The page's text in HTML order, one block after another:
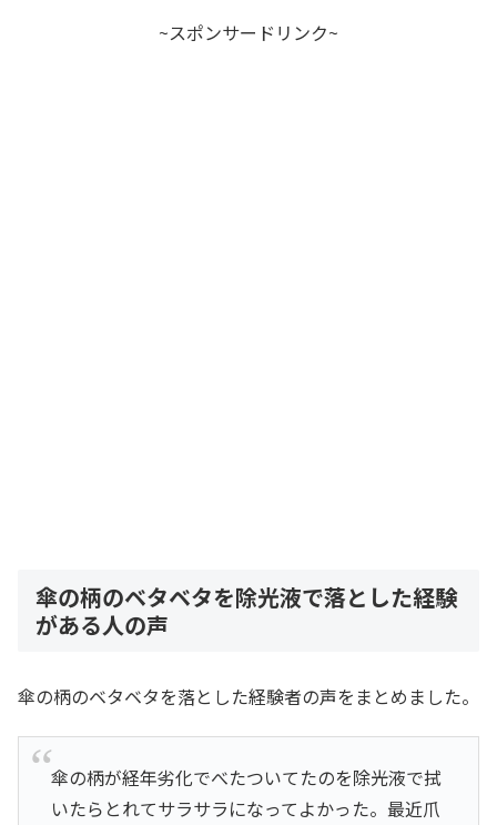
~スポンサードリンク~
傘の柄のベタベタを除光液で落とした経験
がある人の声
傘の柄のベタベタを落とした経験者の声をまとめました。
傘の柄が経年劣化でべたついてたのを除光液で拭
いたらとれてサラサラになってよかった。最近爪